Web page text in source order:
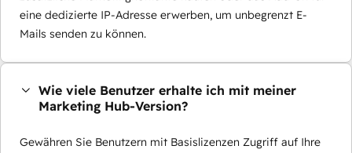
eine dedizierte IP-Adresse erwerben, um unbegrenzt E-
Mails senden zu können.
Wie viele Benutzer erhalte ich mit meiner
Marketing Hub-Version?
Gewähren Sie Benutzern mit Basislizenzen Zugriff auf Ihre